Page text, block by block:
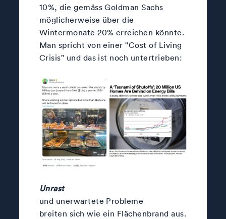
10%, die gemäss Goldman Sachs
möglicherweise über die
Wintermonate 20% erreichen könnte.
Man spricht von einer "Cost of Living
Crisis" und das ist noch untertrieben:
Unrast
und unerwartete Probleme
breiten sich wie ein Flächenbrand aus.